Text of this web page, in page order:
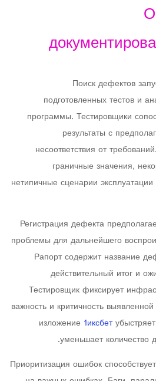
Поиск дефектов
подготовленных тестов и
программы. Тестировщики
результаты с
несоответствия от
граничные значения,
нетипичные сценарии
Регистрация дефекта
проблемы для дальнейшего
Рапорт содержит название
действительный итог и
Тестировщик фиксирует
важность и критичность
изложение 1иксбет
уменьшает количество
Приоритизация ошибок